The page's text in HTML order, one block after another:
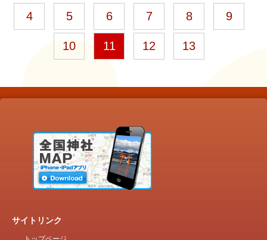
4 5 6 7 8 9
10 11 12 13
サイトリンク